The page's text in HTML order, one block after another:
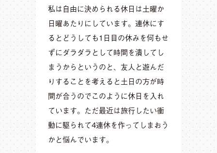
私は自由に決められる休日は土曜か
日曜あたりにしています。連休にす
るとどうしても1日目の休みを何もせ
ずにダラダラとして時間を潰してし
まうからというのと、友人と遊んだ
りすることを考えると土日の方が時
間が合うのでこのように休日を入れ
ています。ただ最近は旅行したい衝
動に駆られて4連休を作ってしまおう
かと悩んでいます。